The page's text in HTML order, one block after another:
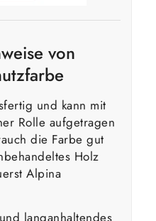
von
und kann mit
Rolle aufgetragen
die Farbe gut
Holz
Alpina